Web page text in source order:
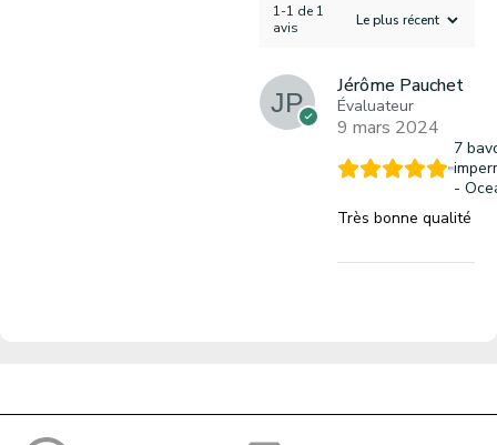
1-1 de 1
avis
Jérôme Pauchet
Évaluateur
9 mars 2024
7
-
Très bonne qualité